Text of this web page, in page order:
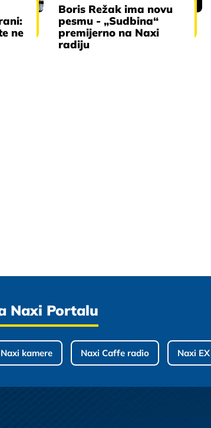
ne
Boris Režak ima novu
pesmu - „Sudbina“
premijerno na Naxi
radiju
Naxi Portalu
Naxi kamere Naxi Caffe radio Naxi